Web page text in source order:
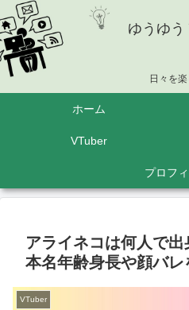
ゆうゆう
日々を
ホーム
VTuber
プロフ
アライネコは何人で
本名年齢身長や顔バレ
VTuber